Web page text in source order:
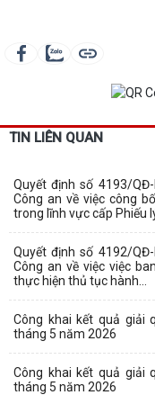
TIN LIÊN QUAN
Quyết định số 4193/
Công an về việc công
trong lĩnh vực cấp Phiếu
Quyết định số 4192/
Công an về việc việc
thực hiện thủ tục hành...
Công khai kết quả giải
tháng 5 năm 2026
Công khai kết quả giải
tháng 5 năm 2026